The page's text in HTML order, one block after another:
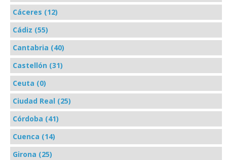
Cáceres (12)
Cádiz (55)
Cantabria (40)
Castellón (31)
Ceuta (0)
Ciudad Real (25)
Córdoba (41)
Cuenca (14)
Girona (25)